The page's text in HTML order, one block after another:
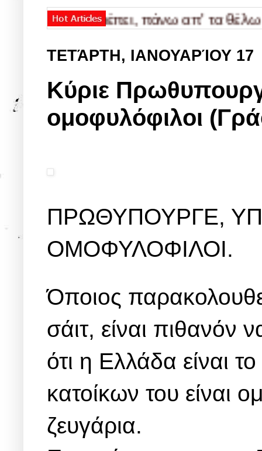
τα πρέπει, πάνω απ' τα θέλω μας
ΤΕΤΆΡΤΗ, ΙΑΝΟΥΑΡΊΟΥ 17
Kύριε
ομοφυλόφιλοι
ΠΡΩΘΥΠΟΥΡΓΕ,
ΟΜΟΦΥΛΟΦΙΛΟΙ.
Όποιος
σάιτ, είναι πιθανόν
ότι η Ελλάδα είναι
κατοίκων του είναι
ζευγάρια.